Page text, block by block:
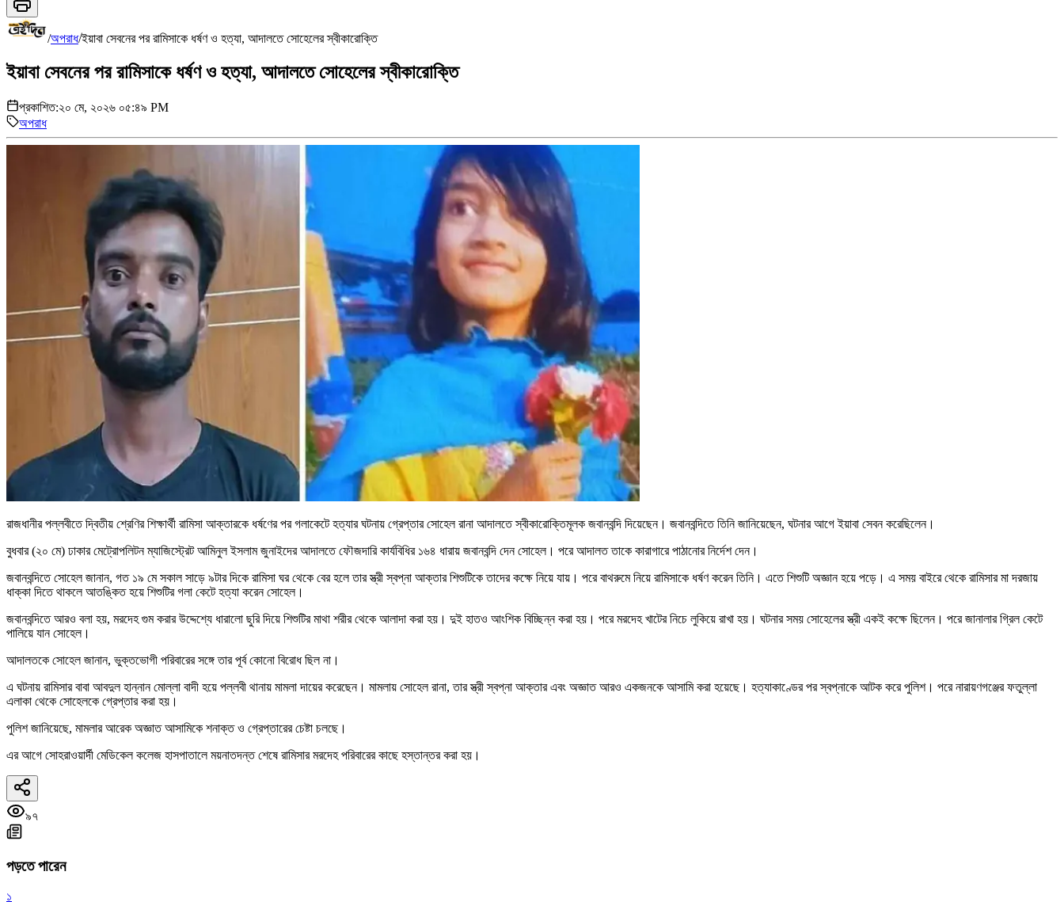
/অপরাধ/ইয়াবা সেবনের পর রামিসাকে ধর্ষণ ও হত্যা, আদালতে সোহেলের স্বীকারোক্তি
ইয়াবা সেবনের পর রামিসাকে ধর্ষণ ও হত্যা, আদালতে সোহেলের স্বীকারোক্তি
প্রকাশিত:২০ মে, ২০২৬ ০৫:৪৯ PM
অপরাধ
রাজধানীর পল্লবীতে দ্বিতীয় শ্রেণির শিক্ষার্থী রামিসা আক্তারকে ধর্ষণের পর গলাকেটে হত্যার ঘটনায় গ্রেপ্তার সোহেল রানা আদালতে স্বীকারোক্তিমূলক জবানবন্দি দিয়েছেন। জবানবন্দিতে তিনি জানিয়েছেন, ঘটনার আগে ইয়াবা সেবন করেছিলেন।
বুধবার (২০ মে) ঢাকার মেট্রোপলিটন ম্যাজিস্ট্রেট আমিনুল ইসলাম জুনাইদের আদালতে ফৌজদারি কার্যবিধির ১৬৪ ধারায় জবানবন্দি দেন সোহেল। পরে আদালত তাকে কারাগারে পাঠানোর নির্দেশ দেন।
জবানবন্দিতে সোহেল জানান, গত ১৯ মে সকাল সাড়ে ৯টার দিকে রামিসা ঘর থেকে বের হলে তার স্ত্রী স্বপ্না আক্তার শিশুটিকে তাদের কক্ষে নিয়ে যায়। পরে বাথরুমে নিয়ে রামিসাকে ধর্ষণ করেন তিনি। এতে শিশুটি অজ্ঞান হয়ে পড়ে। এ সময় বাইরে থেকে রামিসার মা দরজায়
ধাক্কা দিতে থাকলে আতঙ্কিত হয়ে শিশুটির গলা কেটে হত্যা করেন সোহেল।
জবানবন্দিতে আরও বলা হয়, মরদেহ গুম করার উদ্দেশ্যে ধারালো ছুরি দিয়ে শিশুটির মাথা শরীর থেকে আলাদা করা হয়। দুই হাতও আংশিক বিচ্ছিন্ন করা হয়। পরে মরদেহ খাটের নিচে লুকিয়ে রাখা হয়। ঘটনার সময় সোহেলের স্ত্রী একই কক্ষে ছিলেন। পরে জানালার গ্রিল কেটে
পালিয়ে যান সোহেল।
আদালতকে সোহেল জানান, ভুক্তভোগী পরিবারের সঙ্গে তার পূর্ব কোনো বিরোধ ছিল না।
এ ঘটনায় রামিসার বাবা আবদুল হান্নান মোল্লা বাদী হয়ে পল্লবী থানায় মামলা দায়ের করেছেন। মামলায় সোহেল রানা, তার স্ত্রী স্বপ্না আক্তার এবং অজ্ঞাত আরও একজনকে আসামি করা হয়েছে। হত্যাকাণ্ডের পর স্বপ্নাকে আটক করে পুলিশ। পরে নারায়ণগঞ্জের ফতুল্লা
এলাকা থেকে সোহেলকে গ্রেপ্তার করা হয়।
পুলিশ জানিয়েছে, মামলার আরেক অজ্ঞাত আসামিকে শনাক্ত ও গ্রেপ্তারের চেষ্টা চলছে।
এর আগে সোহরাওয়ার্দী মেডিকেল কলেজ হাসপাতালে ময়নাতদন্ত শেষে রামিসার মরদেহ পরিবারের কাছে হস্তান্তর করা হয়।
৯৭
পড়তে পারেন
১